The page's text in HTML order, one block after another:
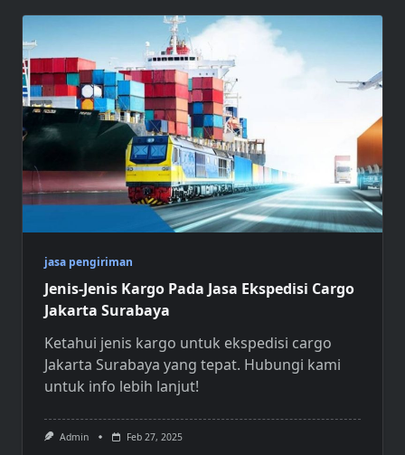
jasa pengiriman
Jenis-Jenis Kargo Pada Jasa Ekspedisi Cargo
Jakarta Surabaya
Ketahui jenis kargo untuk ekspedisi cargo
Jakarta Surabaya yang tepat. Hubungi kami
untuk info lebih lanjut!
Admin Feb 27, 2025